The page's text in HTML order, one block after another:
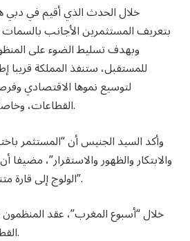
خلال الحدث الذي أقيم في دبي
بتعريف المستثمرين الأجانب بالسمات
للمستقبل، ستنفذ المملكة قريبا
لتوسيع نموها الاقتصادي
القطاعات، وخاصة في الطاقات المتجددة.
وأكد السيد الجنيس أن “المستثمر
والابتكار والظهور والاستقرار”، مضيفا
الولوج إلى قارة متنامية ذات مستقبل واعد”.
خلال “أسبوع المغرب”، عقد
القطاع الصناعي في المغرب.